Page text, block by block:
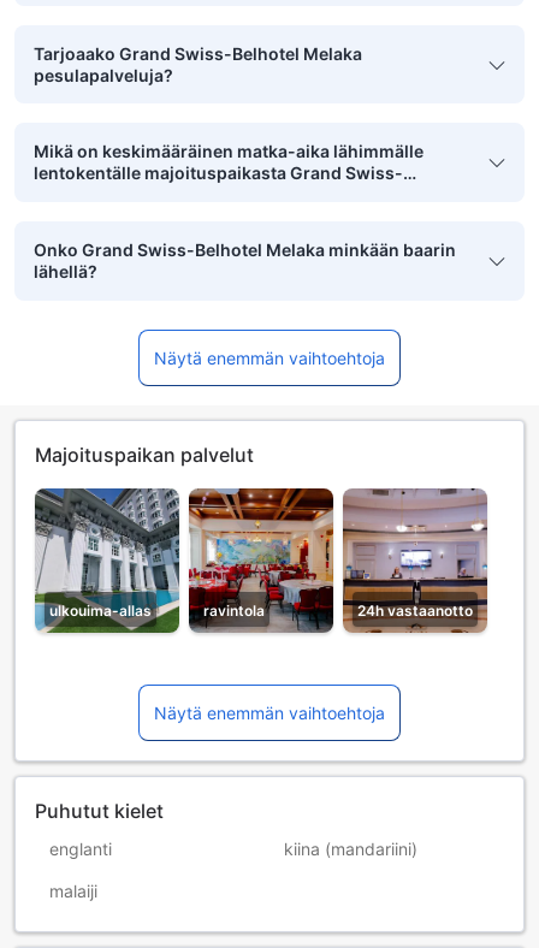
Tarjoaako Grand Swiss-Belhotel Melaka
pesulapalveluja?
Mikä on keskimääräinen matka-aika lähimmälle
lentokentälle majoituspaikasta Grand Swiss-
Onko Grand Swiss-Belhotel Melaka minkään baarin
lähellä?
Näytä enemmän vaihtoehtoja
Majoituspaikan palvelut
ulkouima-allas ravintola 24h vastaanotto
Näytä enemmän vaihtoehtoja
Puhutut kielet
englanti kiina (mandariini)
malaiji